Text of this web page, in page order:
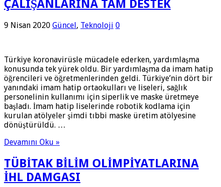
ÇALIŞANLARINA TAM DESTEK
9 Nisan 2020 Güncel , Teknoloji 0
Türkiye koronavirüsle mücadele ederken, yardımlaşma
konusunda tek yürek oldu. Bir yardımlaşma da imam hatip
öğrencileri ve öğretmenlerinden geldi. Türkiye’nin dört bir
yanındaki imam hatip ortaokulları ve liseleri, sağlık
personelinin kullanımı için siperlik ve maske üretmeye
başladı. İmam hatip liselerinde robotik kodlama için
kurulan atölyeler şimdi tıbbi maske üretim atölyesine
dönüştürüldü. …
Devamını Oku »
TÜBİTAK BİLİM OLİMPİYATLARINA
İHL DAMGASI